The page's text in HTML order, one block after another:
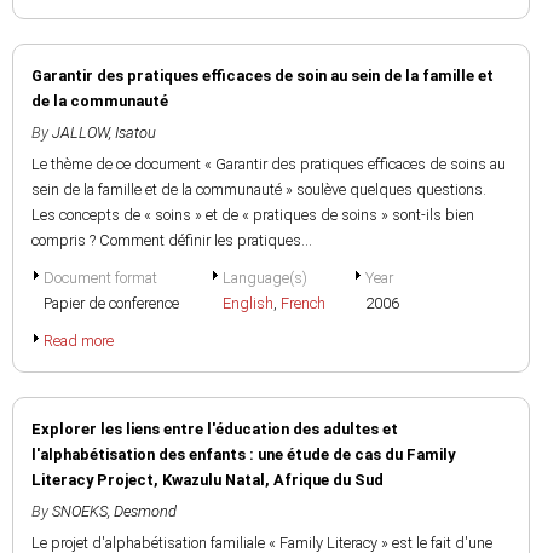
Garantir des pratiques efficaces de soin au sein de la famille et
de la communauté
By JALLOW, Isatou
Le thème de ce document « Garantir des pratiques efficaces de soins au
sein de la famille et de la communauté » soulève quelques questions.
Les concepts de « soins » et de « pratiques de soins » sont-ils bien
compris ? Comment définir les pratiques...
Document format
Papier de conference
Language(s)
English, French
Year
2006
Read more
Explorer les liens entre l'éducation des adultes et
l'alphabétisation des enfants : une étude de cas du Family
Literacy Project, Kwazulu Natal, Afrique du Sud
By SNOEKS, Desmond
Le projet d'alphabétisation familiale « Family Literacy » est le fait d'une